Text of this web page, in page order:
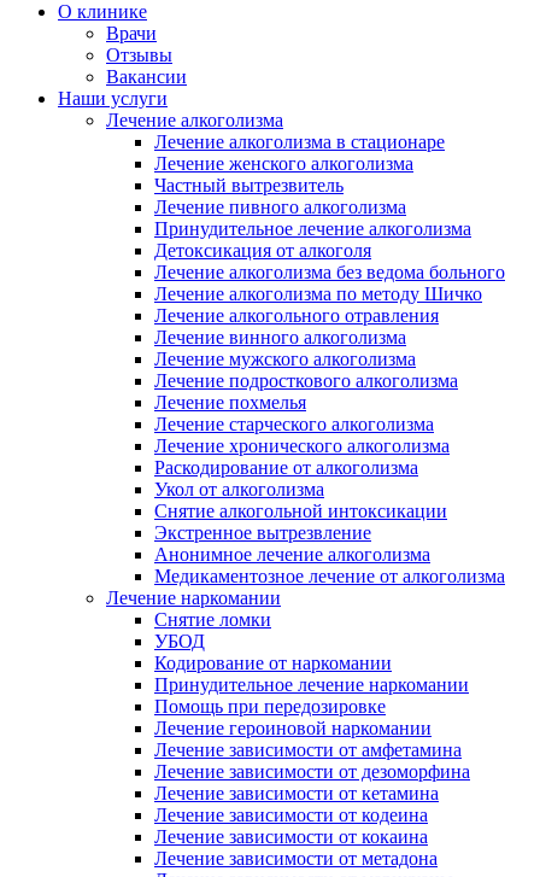
О клинике
Врачи
Отзывы
Вакансии
Наши услуги
Лечение алкоголизма
Лечение алкоголизма в стационаре
Лечение женского алкоголизма
Частный вытрезвитель
Лечение пивного алкоголизма
Принудительное лечение алкоголизма
Детоксикация от алкоголя
Лечение алкоголизма без ведома больного
Лечение алкоголизма по методу Шичко
Лечение алкогольного отравления
Лечение винного алкоголизма
Лечение мужского алкоголизма
Лечение подросткового алкоголизма
Лечение похмелья
Лечение старческого алкоголизма
Лечение хронического алкоголизма
Раскодирование от алкоголизма
Укол от алкоголизма
Снятие алкогольной интоксикации
Экстренное вытрезвление
Анонимное лечение алкоголизма
Медикаментозное лечение от алкоголизма
Лечение наркомании
Снятие ломки
УБОД
Кодирование от наркомании
Принудительное лечение наркомании
Помощь при передозировке
Лечение героиновой наркомании
Лечение зависимости от амфетамина
Лечение зависимости от дезоморфина
Лечение зависимости от кетамина
Лечение зависимости от кодеина
Лечение зависимости от кокаина
Лечение зависимости от метадона